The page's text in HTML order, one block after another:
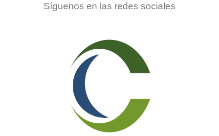
Síguenos en las redes sociales